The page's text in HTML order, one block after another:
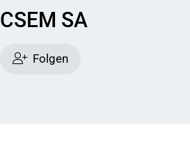
CSEM SA
Folgen